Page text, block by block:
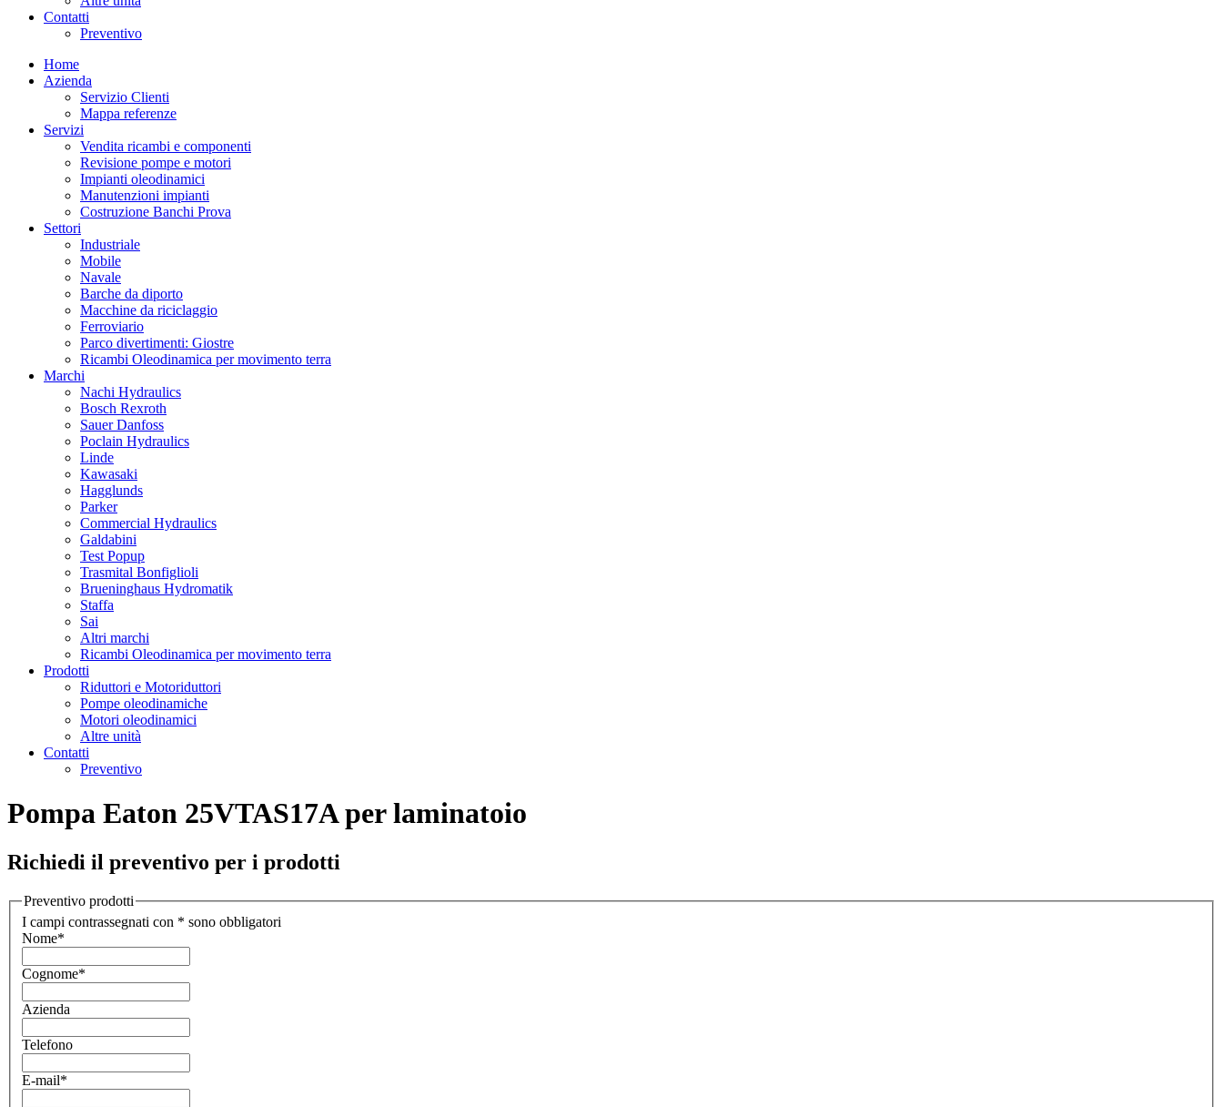
Contatti
Preventivo
Home
Azienda
Servizio Clienti
Mappa referenze
Servizi
Vendita ricambi e componenti
Revisione pompe e motori
Impianti oleodinamici
Manutenzioni impianti
Costruzione Banchi Prova
Settori
Industriale
Mobile
Navale
Barche da diporto
Macchine da riciclaggio
Ferroviario
Parco divertimenti: Giostre
Ricambi Oleodinamica per movimento terra
Marchi
Nachi Hydraulics
Bosch Rexroth
Sauer Danfoss
Poclain Hydraulics
Linde
Kawasaki
Hagglunds
Parker
Commercial Hydraulics
Galdabini
Test Popup
Trasmital Bonfiglioli
Brueninghaus Hydromatik
Staffa
Sai
Altri marchi
Ricambi Oleodinamica per movimento terra
Prodotti
Riduttori e Motoriduttori
Pompe oleodinamiche
Motori oleodinamici
Altre unità
Contatti
Preventivo
Pompa Eaton 25VTAS17A per laminatoio
Richiedi il preventivo per i prodotti
Preventivo prodotti
I campi contrassegnati con * sono obbligatori
Nome*
Cognome*
Azienda
Telefono
E-mail*